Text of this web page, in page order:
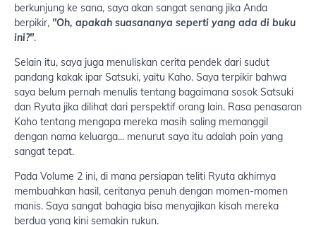
berkunjung ke sana, saya akan sangat senang jika Anda
berpikir, "Oh, apakah suasananya seperti yang ada di buku
ini?".
Selain itu, saya juga menuliskan cerita pendek dari sudut
pandang kakak ipar Satsuki, yaitu Kaho. Saya terpikir bahwa
saya belum pernah menulis tentang bagaimana sosok Satsuki
dan Ryuta jika dilihat dari perspektif orang lain. Rasa penasaran
Kaho tentang mengapa mereka masih saling memanggil
dengan nama keluarga... menurut saya itu adalah poin yang
sangat tepat.
Pada Volume 2 ini, di mana persiapan teliti Ryuta akhirnya
membuahkan hasil, ceritanya penuh dengan momen-momen
manis. Saya sangat bahagia bisa menyajikan kisah mereka
berdua yang kini semakin rukun.